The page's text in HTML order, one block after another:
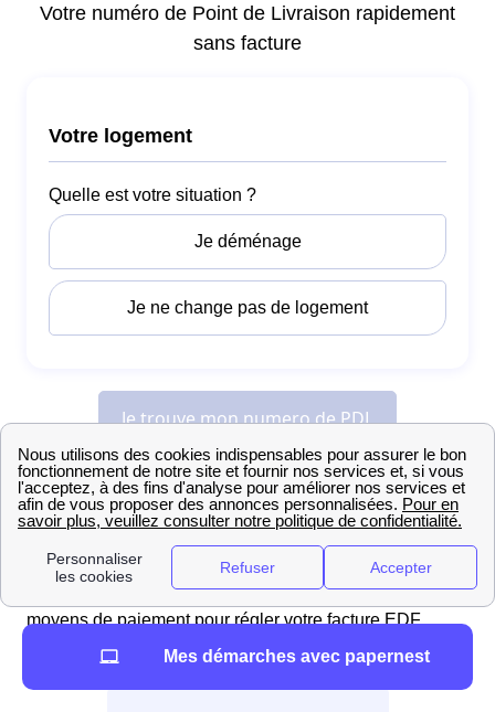
Toutes les démarches concernant l'énergie à
Flourens : de l'installation à la résiliation
Démarches pour payer sa facture EDF à Flourens
Pour les Flourensoise et Flourensois, il existe plusieurs
moyens de paiement pour régler votre facture EDF,
offrant ainsi une flexibilité adaptée à vos besoins.
Mes démarches avec papernest